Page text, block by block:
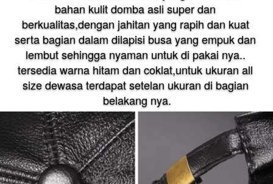
bahan kulit domba asli super dan
berkualitas,dengan jahitan yang rapih dan kuat
serta bagian dalam dilapisi busa yang empuk dan
lembut sehingga nyaman untuk di pakai nya..
tersedia warna hitam dan coklat,untuk ukuran all
size dewasa terdapat setelan ukuran di bagian
belakang nya.